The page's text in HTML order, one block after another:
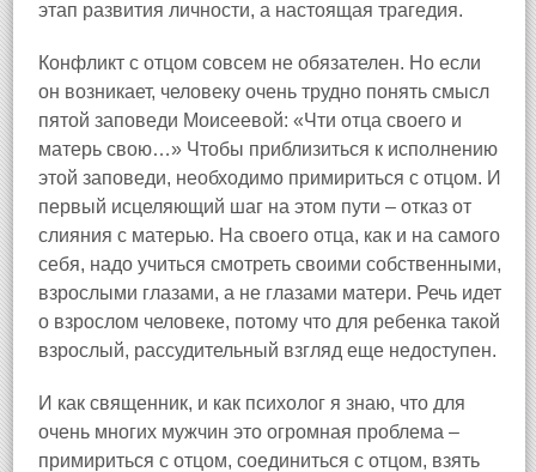
этап развития личности, а настоящая трагедия.
Конфликт с отцом совсем не обязателен. Но если
он возникает, человеку очень трудно понять смысл
пятой заповеди Моисеевой: «Чти отца своего и
матерь свою…» Чтобы приблизиться к исполнению
этой заповеди, необходимо примириться с отцом. И
первый исцеляющий шаг на этом пути – отказ от
слияния с матерью. На своего отца, как и на самого
себя, надо учиться смотреть своими собственными,
взрослыми глазами, а не глазами матери. Речь идет
о взрослом человеке, потому что для ребенка такой
взрослый, рассудительный взгляд еще недоступен.
И как священник, и как психолог я знаю, что для
очень многих мужчин это огромная проблема –
примириться с отцом, соединиться с отцом, взять